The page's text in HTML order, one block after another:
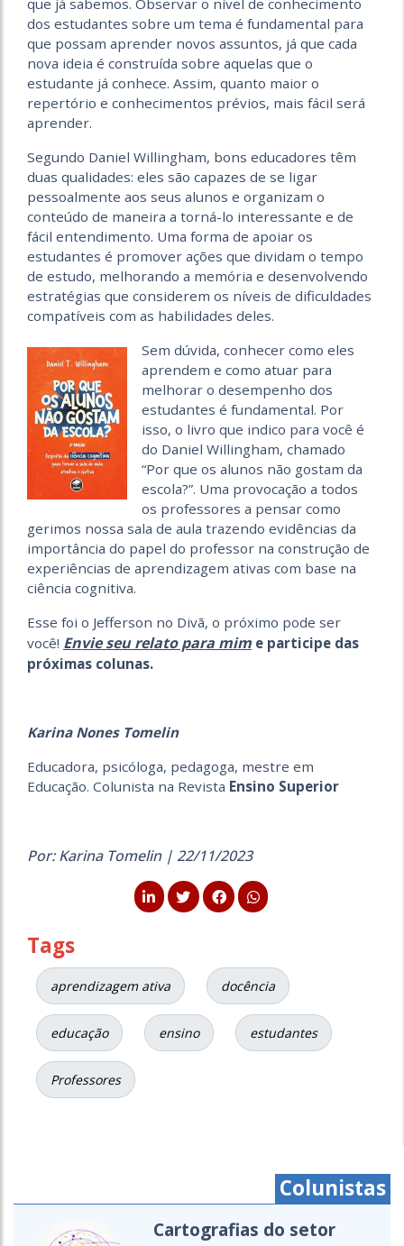
que já sabemos. Observar o nível de conhecimento
dos estudantes sobre um tema é fundamental para
que possam aprender novos assuntos, já que cada
nova ideia é construída sobre aquelas que o
estudante já conhece. Assim, quanto maior o
repertório e conhecimentos prévios, mais fácil será
aprender.
Segundo Daniel Willingham, bons educadores têm
duas qualidades: eles são capazes de se ligar
pessoalmente aos seus alunos e organizam o
conteúdo de maneira a torná-lo interessante e de
fácil entendimento. Uma forma de apoiar os
estudantes é promover ações que dividam o tempo
de estudo, melhorando a memória e desenvolvendo
estratégias que considerem os níveis de dificuldades
compatíveis com as habilidades deles.
Sem dúvida, conhecer como eles
aprendem e como atuar para
melhorar o desempenho dos
estudantes é fundamental. Por
isso, o livro que indico para você é
do Daniel Willingham, chamado
“Por que os alunos não gostam da
escola?”. Uma provocação a todos
os professores a pensar como
gerimos nossa sala de aula trazendo evidências da
importância do papel do professor na construção de
experiências de aprendizagem ativas com base na
ciência cognitiva.
Esse foi o Jefferson no Divã, o próximo pode ser
você! Envie seu relato para mim e participe das
próximas colunas.
Karina Nones Tomelin
Educadora, psicóloga, pedagoga, mestre em
Educação. Colunista na Revista Ensino Superior
Por: Karina Tomelin | 22/11/2023
Tags
aprendizagem ativa docência
educação ensino estudantes
Professores
Colunistas
Cartografias do setor